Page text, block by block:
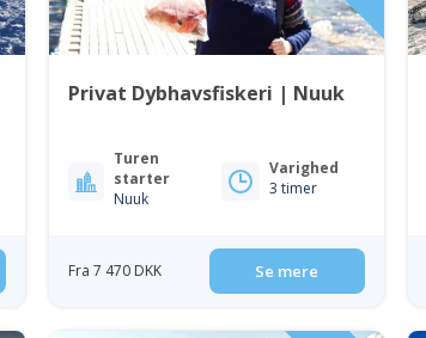
Privat Dybhavsfiskeri | Nuuk
Turen
starter
Nuuk
Varighed
3 timer
Fra 7 470 DKK Se mere